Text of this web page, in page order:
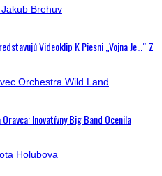
Videoklip K Piesni „Vojna Je…“ Z
Inovatívny Big Band Ocenila